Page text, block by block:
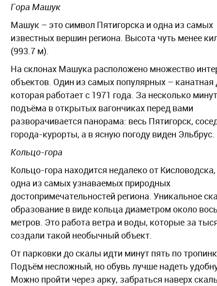
Гора Машук
Машук – это символ Пятигорска и одна из самых
известных вершин региона. Высота чуть менее
(993.7 м).
На склонах Машука расположено множество
объектов. Один из самых популярных – канатная
которая работает с 1971 года. За несколько минут
подъёма в открытых вагончиках перед вами
разворачивается панорама: весь Пятигорск,
города-курорты, а в ясную погоду виден Эльбрус.
Кольцо-гора
Кольцо-гора находится недалеко от
одна из самых узнаваемых природных
достопримечательностей региона. Уникальное
образование в виде кольца диаметром около
метров. Это работа ветра и воды, которые за
создали такой необычный объект.
От парковки до скалы идти минут пять по
Подъём несложный, но обувь лучше надеть
Можно пройти через арку, забраться наверх